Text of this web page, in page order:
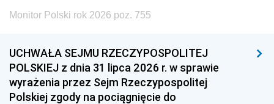
1996 1995 1994
1993 1992 1991
1990 1989
Monitor Polski rok 2026 poz. 755
UCHWAŁA SEJMU RZECZYPOSPOLITEJ
POLSKIEJ z dnia 31 lipca 2026 r. w sprawie
wyrażenia przez Sejm Rzeczypospolitej
Polskiej zgody na pociągnięcie do